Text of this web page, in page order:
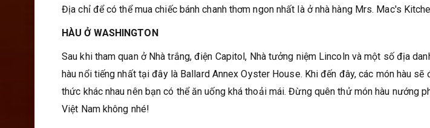
Địa chỉ để có thể mua chiếc bánh chanh thơm ngon nhất là ở nhà hàng Mrs. Mac's
HÀU Ở WASHINGTON
Sau khi tham quan ở Nhà trắng, điện Capitol, Nhà tưởng niệm Lincoln và một số địa
hàu nổi tiếng nhất tại đây là Ballard Annex Oyster House. Khi đến đây, các món hàu sẽ
thức khác nhau nên bạn có thể ăn uống khá thoải mái. Đừng quên thử món hàu nướng
Việt Nam không nhé!